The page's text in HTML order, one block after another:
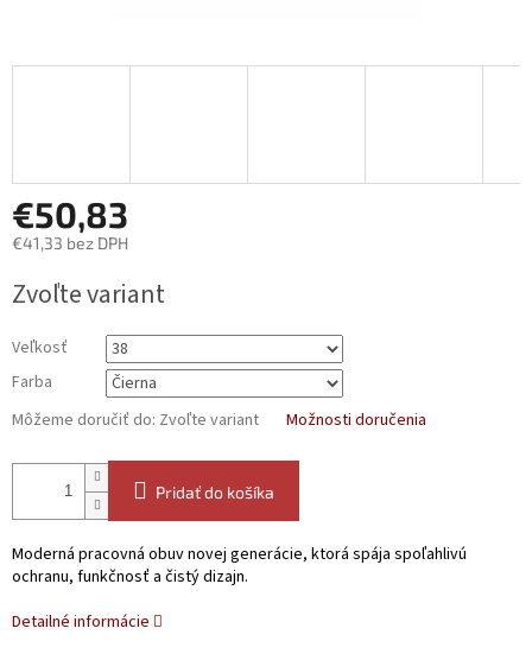
€50,83
€41,33 bez DPH
cena:
Zvoľte variant
Veľkosť
Farba
Môžeme doručiť do: Zvoľte variant Možnosti doručenia
Pridať do košíka
Moderná pracovná obuv novej generácie, ktorá spája spoľahlivú
ochranu, funkčnosť a čistý dizajn.
Detailné informácie